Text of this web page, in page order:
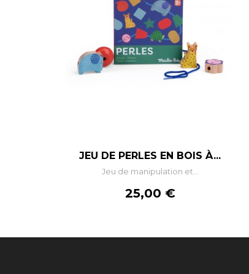
JEU DE PERLES EN BOIS À...
Jeu de manipulation et...
Prix
25,00 €
– +